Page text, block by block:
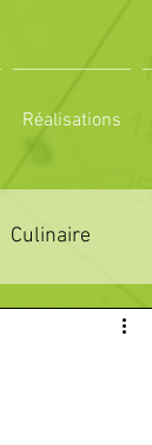
Réalisations
Culinaire